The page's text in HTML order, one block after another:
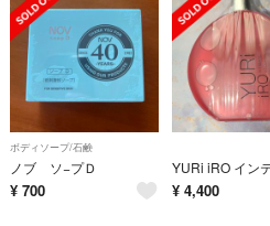
ボディソープ/石鹸
ノブ ソ−プＤ
¥ 700 ¥ 4,400